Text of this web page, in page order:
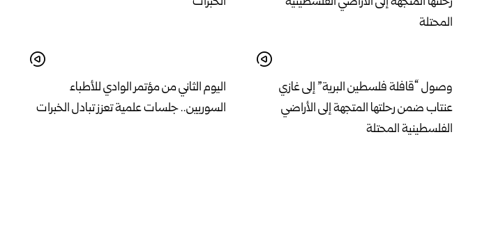
وصول “قافلة فلسطين البرية” إلى غازي
عنتاب ضمن رحلتها المتجهة إلى الأراضي
الفلسطينية المحتلة
اليوم الثاني من مؤتمر الوادي للأطباء
السوريين.. جلسات علمية تعزز تبادل الخبرات